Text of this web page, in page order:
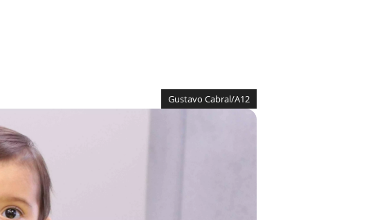
Gustavo Cabral/A12